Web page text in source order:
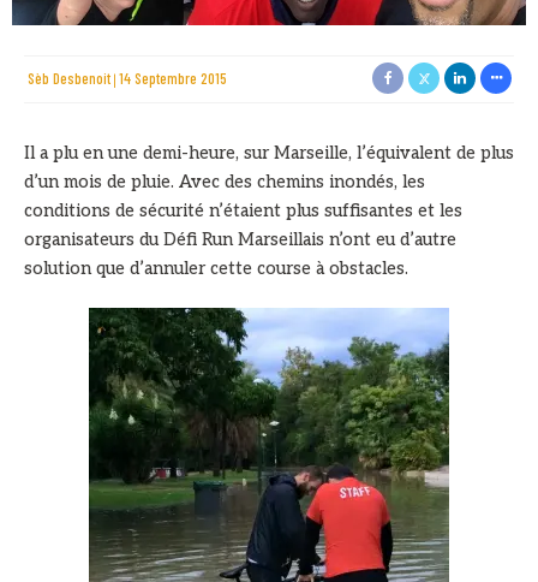
Sèb Desbenoit 14 Septembre 2015
Il a plu en une demi-heure, sur Marseille, l’équivalent de plus
d’un mois de pluie. Avec des chemins inondés, les
conditions de sécurité n’étaient plus suffisantes et les
organisateurs du Défi Run Marseillais n’ont eu d’autre
solution que d’annuler cette course à obstacles.